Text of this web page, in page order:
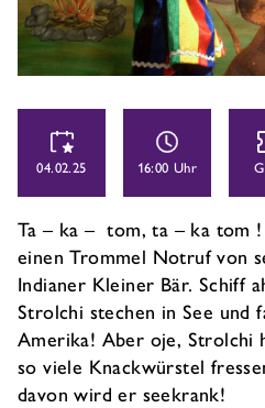
04.02.25 16:00 Uhr
Ta – ka – tom, ta – ka tom
einen Trommel Notruf von
Indianer Kleiner Bär. Schiff
Strolchi stechen in See und
Amerika! Aber oje, Strolchi
so viele Knackwürstel
davon wird er seekrank!